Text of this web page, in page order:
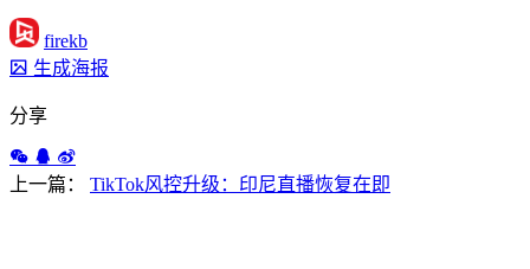
firekb
生成海报
分享
上一篇： TikTok风控升级：印尼直播恢复在即